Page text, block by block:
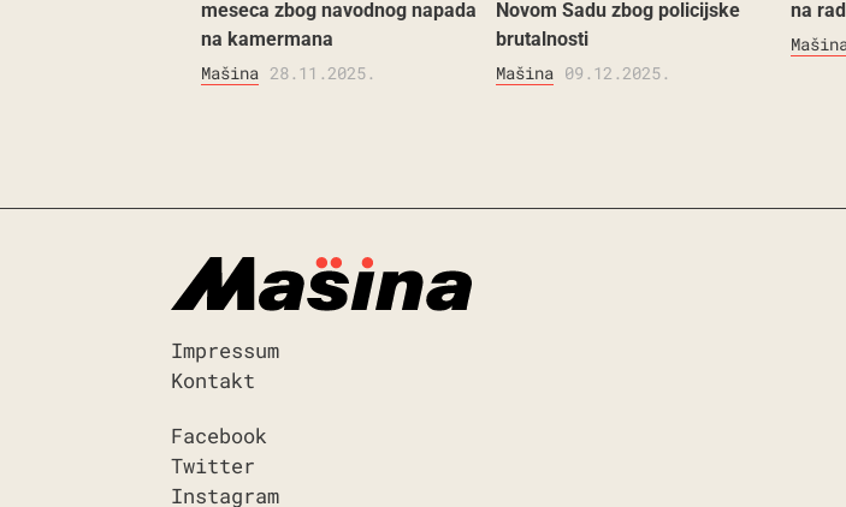
meseca zbog navodnog napada
na kamermana
Mašina 28.11.2025.
Novom Sadu zbog policijske
brutalnosti
Mašina 09.12.2025.
na
Impressum
Kontakt
Facebook
Twitter
Instagram